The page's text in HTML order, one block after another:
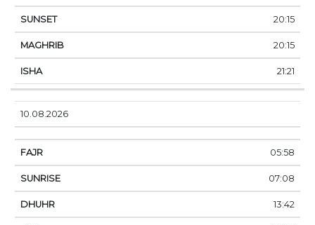
20:15
20:15
21:21
10.08.2026
05:58
07:08
13:42